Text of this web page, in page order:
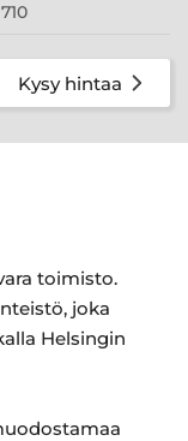
Kysy hintaa
toimisto.
joka
Helsingin